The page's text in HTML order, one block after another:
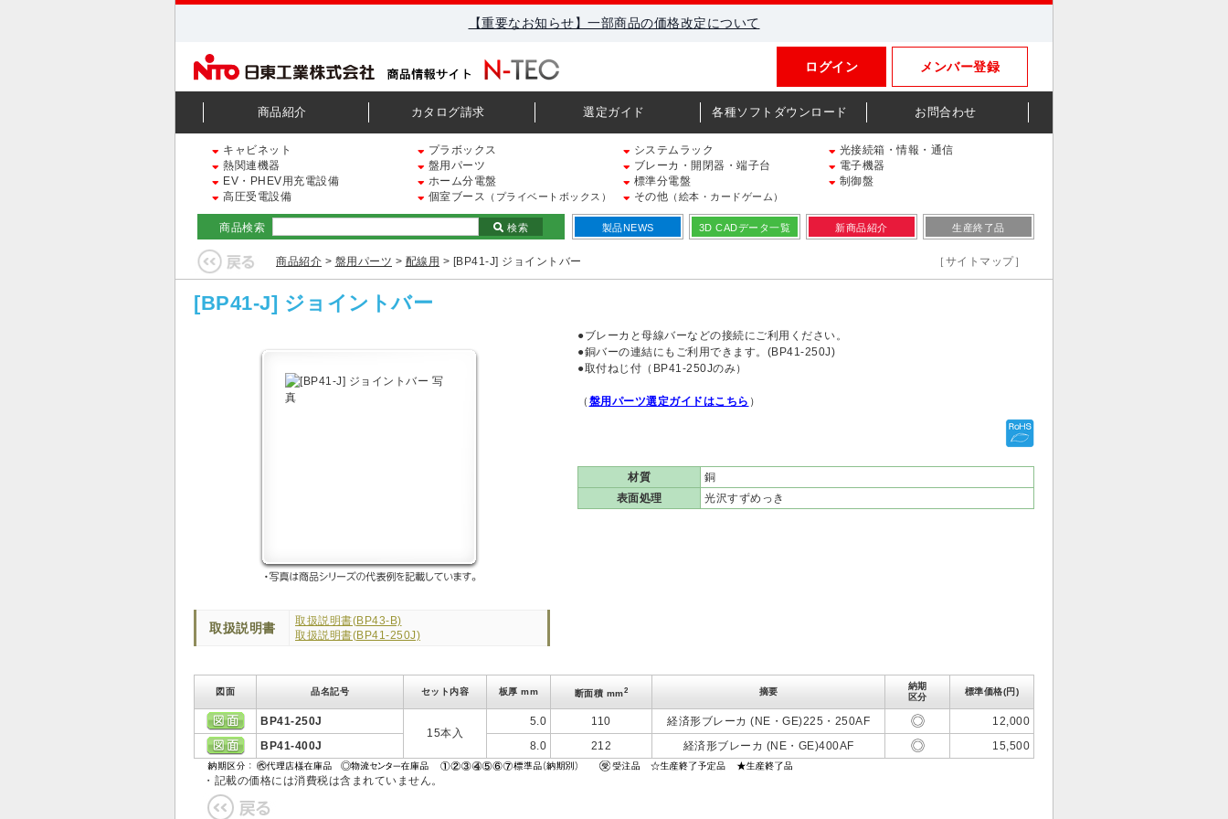
【重要なお知らせ】一部商品の価格改定について
メンバー登録
ログイン
商品紹介 カタログ請求 選定ガイド 各種ソフトダウンロード お問合わせ
キャビネット プラボックス システムラック
光接続箱・情報・通信
熱関連機器
盤用パーツ ブレーカ・開閉器・端子台
電子機器
EV・PHEV用充電設備
ホーム分電盤 標準分電盤
制御盤
高圧受電設備
個室ブース （プライベートボックス） その他 （絵本・カードゲーム）
商品検索 検索 製品NEWS 3D CADデータ一覧 新商品紹介 生産終了品
商品紹介 > 盤用パーツ > 配線用 > [BP41-J] ジョイントバー ［サイトマップ］
[BP41-J] ジョイントバー
取扱説明書
取扱説明書(BP43-B)
取扱説明書(BP41-250J)
●ブレーカと母線バーなどの接続にご利用ください。
●銅バーの連結にもご利用できます。(BP41-250J)
●取付ねじ付（BP41-250Jのみ）
（ 盤用パーツ選定ガイドはこちら ）
材質
銅
表面処理
光沢すずめっき
図面 品名記号 セット内容 板厚 mm 断面積 mm2 摘要
納期
区分
標準価格(円)
BP41-250J
15本入
5.0 110 経済形ブレーカ (NE・GE)225・250AF
12,000
BP41-400J
8.0 212 経済形ブレーカ (NE・GE)400AF 15,500
・記載の価格には消費税は含まれていません。